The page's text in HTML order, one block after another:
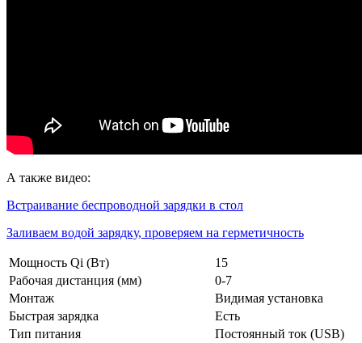
А также видео:
Встраивание беспроводной зарядки в стол
Заливаем водой зарядку, проверяем на герметичность
Мощность Qi (Вт)
15
Рабочая дистанция (мм)
0-7
Монтаж
Видимая установка
Быстрая зарядка
Есть
Тип питания
Постоянный ток (USB)